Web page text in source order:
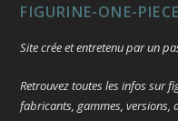
FIGURINE-ONE-PIECE
Site crée et entretenu par un
Retrouvez toutes les infos sur
fabricants, gammes, versions,